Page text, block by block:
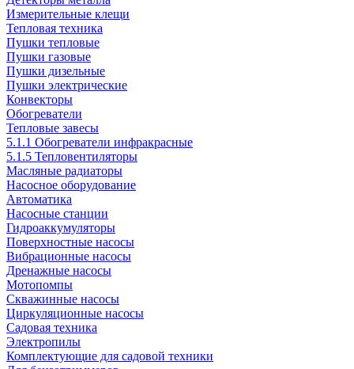
Измерительные клещи
Тепловая техника
Пушки тепловые
Пушки газовые
Пушки дизельные
Пушки электрические
Конвекторы
Обогреватели
Тепловые завесы
5.1.1 Обогреватели инфракрасные
5.1.5 Тепловентиляторы
Масляные радиаторы
Насосное оборудование
Автоматика
Насосные станции
Гидроаккумуляторы
Поверхностные насосы
Вибрационные насосы
Дренажные насосы
Мотопомпы
Скважинные насосы
Циркуляционные насосы
Садовая техника
Электропилы
Комплектующие для садовой техники